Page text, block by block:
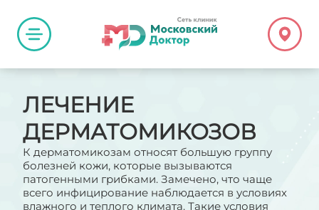
ЛЕЧЕНИЕ
ДЕРМАТОМИКОЗОВ
К дерматомикозам относят большую группу
болезней кожи, которые вызываются
патогенными грибками. Замечено, что чаще
всего инфицирование наблюдается в условиях
влажного и теплого климата. Такие условия